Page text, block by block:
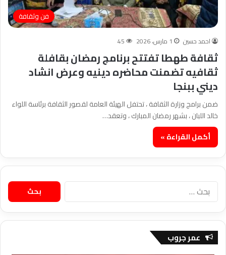
فن وثقافة
احمد حسين 1 مارس، 2026 45
ثقافة طهطا تفتتح برنامج رمضان بقافلة
ثقافيه تضمنت محاضره دينيه وعرض انشاد
ديني ببنجا
ضمن برامج وزارة الثقافة ، تحتفل الهيئة العامة لقصور الثقافة برئاسة اللواء
خالد اللبان ، بشهر رمضان المبارك ، وتعقد…
أكمل القراءة »
البحث
عن:
عمر جروب